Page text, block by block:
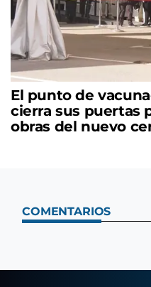
El punto de
cierra sus puertas
obras del nuevo
COMENTARIOS